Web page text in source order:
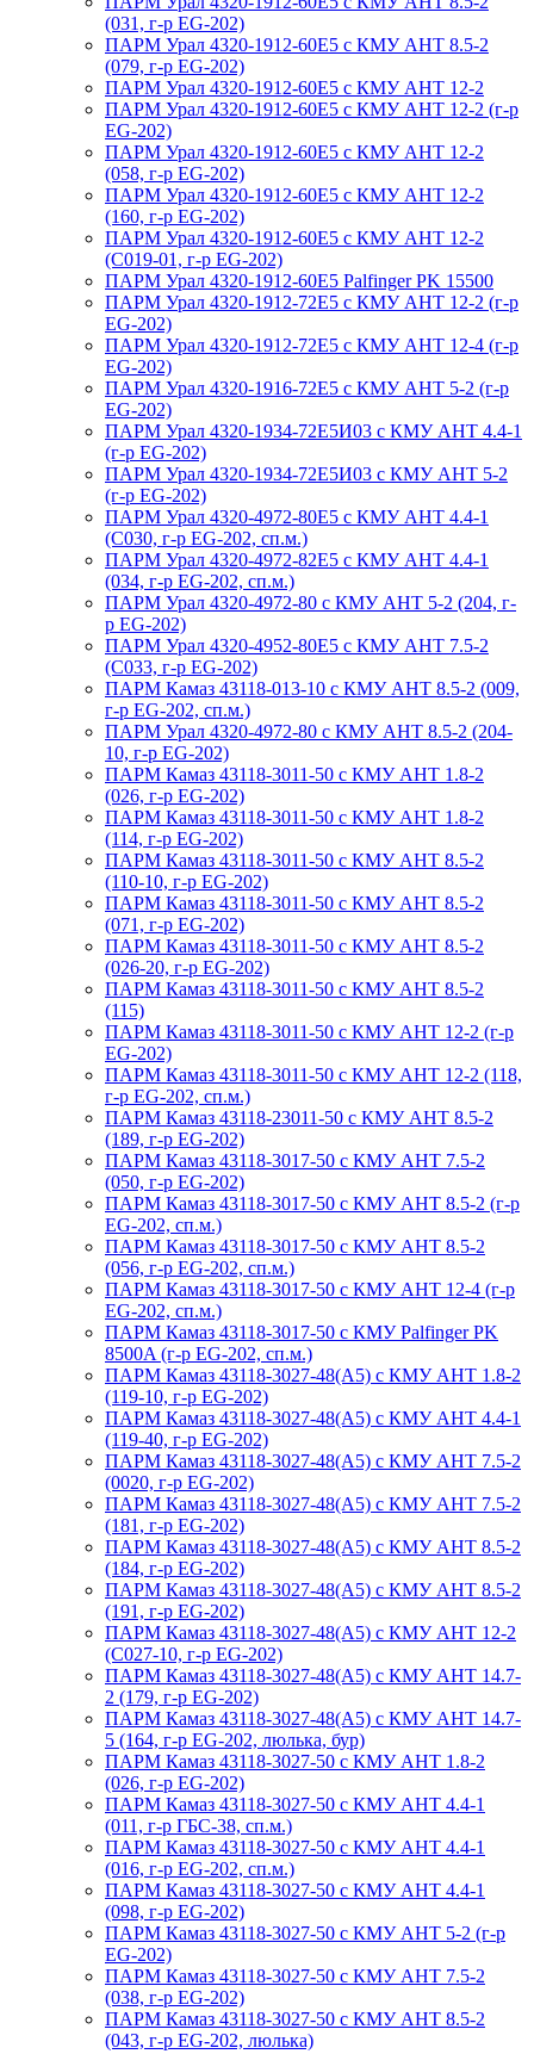
(031, г-р EG-202)
ПАРМ Урал 4320-1912-60Е5 с КМУ АНТ 8.5-2
(079, г-р EG-202)
ПАРМ Урал 4320-1912-60Е5 с КМУ АНТ 12-2
ПАРМ Урал 4320-1912-60Е5 с КМУ АНТ 12-2 (г-р
EG-202)
ПАРМ Урал 4320-1912-60Е5 с КМУ АНТ 12-2
(058, г-р EG-202)
ПАРМ Урал 4320-1912-60Е5 с КМУ АНТ 12-2
(160, г-р EG-202)
ПАРМ Урал 4320-1912-60Е5 с КМУ АНТ 12-2
(С019-01, г-р EG-202)
ПАРМ Урал 4320-1912-60Е5 Palfinger PK 15500
ПАРМ Урал 4320-1912-72Е5 с КМУ АНТ 12-2 (г-р
EG-202)
ПАРМ Урал 4320-1912-72Е5 с КМУ АНТ 12-4 (г-р
EG-202)
ПАРМ Урал 4320-1916-72Е5 с КМУ АНТ 5-2 (г-р
EG-202)
ПАРМ Урал 4320-1934-72Е5И03 с КМУ АНТ 4.4-1
(г-р EG-202)
ПАРМ Урал 4320-1934-72Е5И03 с КМУ АНТ 5-2
(г-р EG-202)
ПАРМ Урал 4320-4972-80Е5 с КМУ АНТ 4.4-1
(С030, г-р EG-202, сп.м.)
ПАРМ Урал 4320-4972-82Е5 с КМУ АНТ 4.4-1
(034, г-р EG-202, сп.м.)
ПАРМ Урал 4320-4972-80 с КМУ АНТ 5-2 (204, г-
р EG-202)
ПАРМ Урал 4320-4952-80Е5 с КМУ АНТ 7.5-2
(С033, г-р EG-202)
ПАРМ Камаз 43118-013-10 с КМУ АНТ 8.5-2 (009,
г-р EG-202, сп.м.)
ПАРМ Урал 4320-4972-80 с КМУ АНТ 8.5-2 (204-
10, г-р EG-202)
ПАРМ Камаз 43118-3011-50 с КМУ АНТ 1.8-2
(026, г-р EG-202)
ПАРМ Камаз 43118-3011-50 с КМУ АНТ 1.8-2
(114, г-р EG-202)
ПАРМ Камаз 43118-3011-50 с КМУ АНТ 8.5-2
(110-10, г-р EG-202)
ПАРМ Камаз 43118-3011-50 с КМУ АНТ 8.5-2
(071, г-р EG-202)
ПАРМ Камаз 43118-3011-50 с КМУ АНТ 8.5-2
(026-20, г-р EG-202)
ПАРМ Камаз 43118-3011-50 с КМУ АНТ 8.5-2
(115)
ПАРМ Камаз 43118-3011-50 с КМУ АНТ 12-2 (г-р
EG-202)
ПАРМ Камаз 43118-3011-50 с КМУ АНТ 12-2 (118,
г-р EG-202, сп.м.)
ПАРМ Камаз 43118-23011-50 с КМУ АНТ 8.5-2
(189, г-р EG-202)
ПАРМ Камаз 43118-3017-50 с КМУ АНТ 7.5-2
(050, г-р EG-202)
ПАРМ Камаз 43118-3017-50 с КМУ АНТ 8.5-2 (г-р
EG-202, сп.м.)
ПАРМ Камаз 43118-3017-50 с КМУ АНТ 8.5-2
(056, г-р EG-202, сп.м.)
ПАРМ Камаз 43118-3017-50 с КМУ АНТ 12-4 (г-р
EG-202, сп.м.)
ПАРМ Камаз 43118-3017-50 с КМУ Palfinger PK
8500A (г-р EG-202, сп.м.)
ПАРМ Камаз 43118-3027-48(A5) с КМУ АНТ 1.8-2
(119-10, г-р EG-202)
ПАРМ Камаз 43118-3027-48(A5) с КМУ АНТ 4.4-1
(119-40, г-р EG-202)
ПАРМ Камаз 43118-3027-48(A5) с КМУ АНТ 7.5-2
(0020, г-р EG-202)
ПАРМ Камаз 43118-3027-48(A5) с КМУ АНТ 7.5-2
(181, г-р EG-202)
ПАРМ Камаз 43118-3027-48(A5) с КМУ АНТ 8.5-2
(184, г-р EG-202)
ПАРМ Камаз 43118-3027-48(A5) с КМУ АНТ 8.5-2
(191, г-р EG-202)
ПАРМ Камаз 43118-3027-48(A5) с КМУ АНТ 12-2
(С027-10, г-р EG-202)
ПАРМ Камаз 43118-3027-48(A5) с КМУ АНТ 14.7-
2 (179, г-р EG-202)
ПАРМ Камаз 43118-3027-48(A5) с КМУ АНТ 14.7-
5 (164, г-р EG-202, люлька, бур)
ПАРМ Камаз 43118-3027-50 с КМУ АНТ 1.8-2
(026, г-р EG-202)
ПАРМ Камаз 43118-3027-50 с КМУ АНТ 4.4-1
(011, г-р ГБС-38, сп.м.)
ПАРМ Камаз 43118-3027-50 с КМУ АНТ 4.4-1
(016, г-р EG-202, сп.м.)
ПАРМ Камаз 43118-3027-50 с КМУ АНТ 4.4-1
(098, г-р EG-202)
ПАРМ Камаз 43118-3027-50 с КМУ АНТ 5-2 (г-р
EG-202)
ПАРМ Камаз 43118-3027-50 с КМУ АНТ 7.5-2
(038, г-р EG-202)
ПАРМ Камаз 43118-3027-50 с КМУ АНТ 8.5-2
(043, г-р EG-202, люлька)